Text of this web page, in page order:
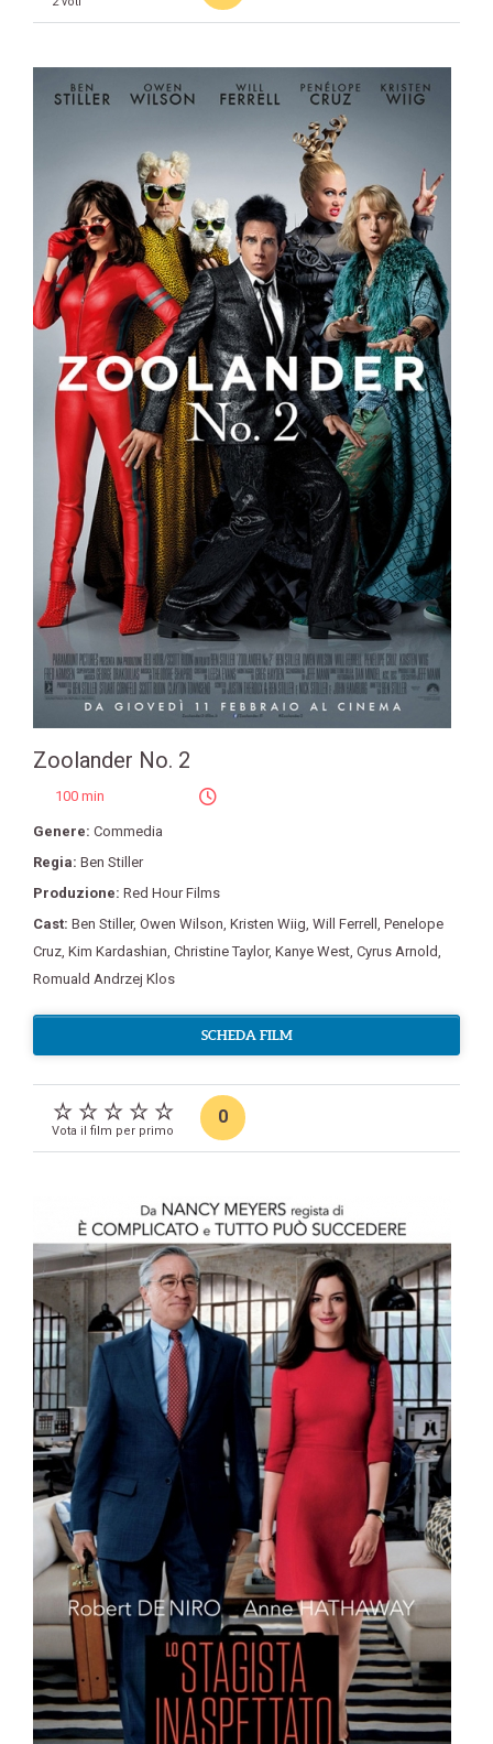
Zoolander No. 2
100 min
Genere: Commedia
Regia: Ben Stiller
Produzione: Red Hour Films
Cast: Ben Stiller, Owen Wilson Kristen Wiig Will Ferrell
Penelope
Cruz Kim Kardashian Christine Taylor, Kanye West Cyrus Arnold
Romuald Andrzej Klos
SCHEDA FILM
Vota il film per primo
0